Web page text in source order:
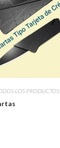
LOS PRODUCTOS